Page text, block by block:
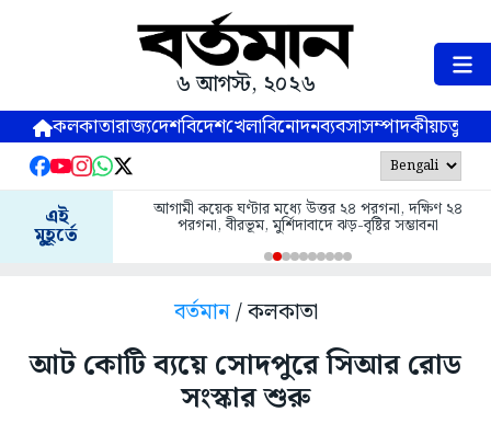
৬ আগস্ট, ২০২৬
কলকাতারাজ্যদেশবিদেশখেলাবিনোদনব্যবসাসম্পাদকীয়
এই
মুহূর্তে
আগামী কয়েক ঘণ্টার মধ্যে উত্তর ২৪ পরগনা, দক্ষিণ ২৪
পরগনা, বীরভূম, মুর্শিদাবাদে ঝড়-বৃষ্টির সম্ভাবনা
বর্তমান/ কলকাতা
আট কোটি ব্যয়ে সোদপুরে সিআর রোড
সংস্কার শুরু